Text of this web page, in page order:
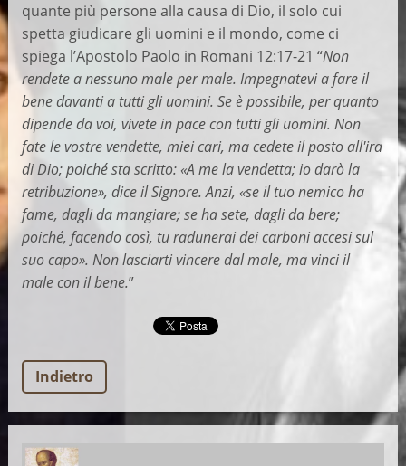
quante più persone alla causa di Dio, il solo cui
spetta giudicare gli uomini e il mondo, come ci
spiega l’Apostolo Paolo in Romani 12:17-21 “Non
rendete a nessuno male per male. Impegnatevi a fare il
bene davanti a tutti gli uomini. Se è possibile, per quanto
dipende da voi, vivete in pace con tutti gli uomini. Non
fate le vostre vendette, miei cari, ma cedete il posto all'ira
di Dio; poiché sta scritto: «A me la vendetta; io darò la
retribuzione», dice il Signore. Anzi, «se il tuo nemico ha
fame, dagli da mangiare; se ha sete, dagli da bere;
poiché, facendo così, tu radunerai dei carboni accesi sul
suo capo». Non lasciarti vincere dal male, ma vinci il
male con il bene.”
Indietro